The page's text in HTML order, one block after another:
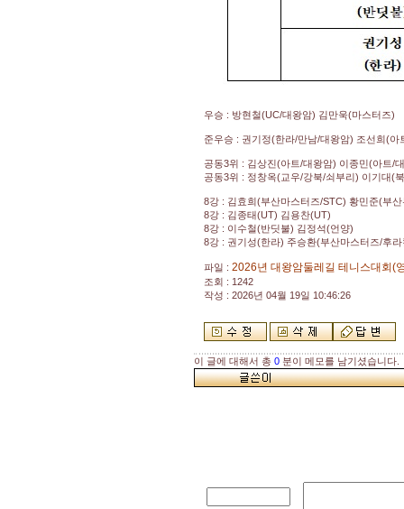
우승 : 방현철(UC/대왕암) 김만욱(마스터즈)
준우승 : 권기정(한라/만남/대왕암) 조선희(아
공동3위 : 김상진(아트/대왕암) 이종민(아트/
공동3위 : 정창옥(교우/강북/쇠부리) 이기대(
8강 : 김효희(부산마스터즈/STC) 황민준(부
8강 : 김종태(UT) 김용찬(UT)
8강 : 이수철(반딧불) 김정석(언양)
8강 : 권기성(한라) 주승환(부산마스터즈/후
파일 : 2026년 대왕암둘레길 테니스대회(
조회 : 1242
작성 : 2026년 04월 19일 10:46:26
이 글에 대해서 총 0 분이 메모를 남기셨습니다.